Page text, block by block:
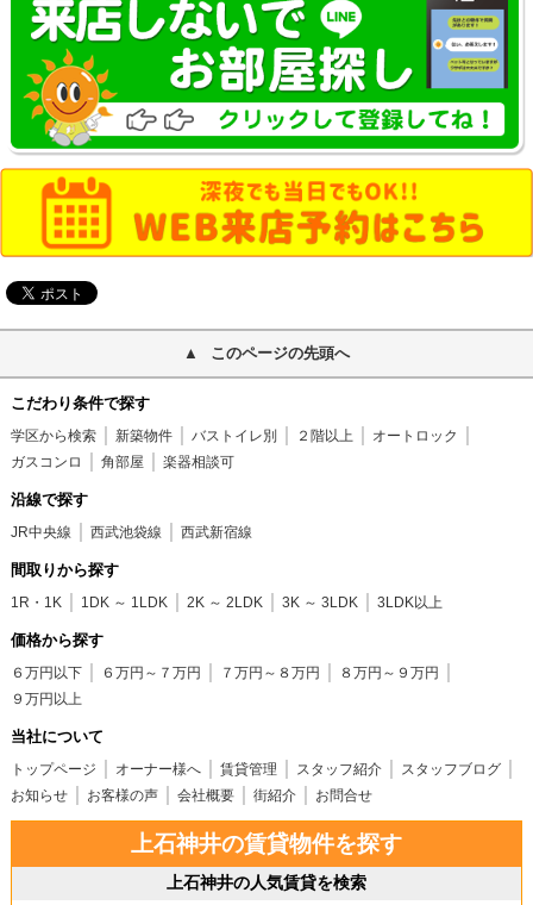
このページの先頭へ
こだわり条件で探す
学区から検索 新築物件 バストイレ別 ２階以上
オートロック
ガスコンロ
角部屋 楽器相談可
沿線で探す
JR中央線 西武池袋線 西武新宿線
間取りから探す
1R・1K 1DK ～ 1LDK 2K ～ 2LDK 3K ～ 3LDK 3LDK以上
価格から探す
６万円以下 ６万円～７万円 ７万円～８万円
８万円～９万円
９万円以上
当社について
トップページ オーナー様へ 賃貸管理 スタッフ紹介
スタッフブログ
お知らせ
お客様の声 会社概要 街紹介 お問合せ
上石神井の賃貸物件を探す
上石神井の人気賃貸を検索